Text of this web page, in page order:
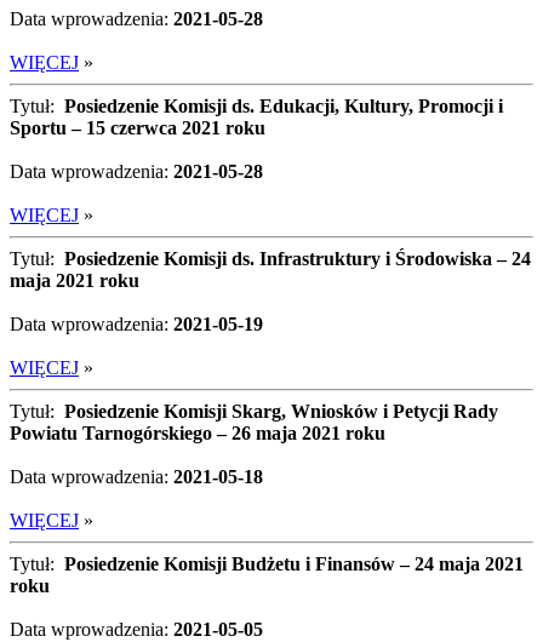
Data wprowadzenia: 2021-05-28
WIĘCEJ »
Tytuł: Posiedzenie Komisji ds. Edukacji, Kultury, Promocji i
Sportu – 15 czerwca 2021 roku
Data wprowadzenia: 2021-05-28
WIĘCEJ »
Tytuł: Posiedzenie Komisji ds. Infrastruktury i Środowiska – 24
maja 2021 roku
Data wprowadzenia: 2021-05-19
WIĘCEJ »
Tytuł: Posiedzenie Komisji Skarg, Wniosków i Petycji Rady
Powiatu Tarnogórskiego – 26 maja 2021 roku
Data wprowadzenia: 2021-05-18
WIĘCEJ »
Tytuł: Posiedzenie Komisji Budżetu i Finansów – 24 maja 2021
roku
Data wprowadzenia: 2021-05-05